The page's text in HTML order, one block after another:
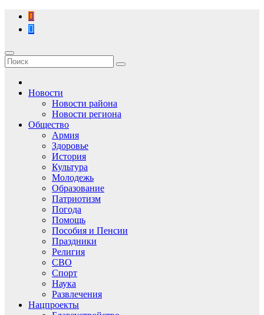
Перейти
содержимому
Новости
Новости района
Новости региона
Общество
Армия
Здоровье
История
Культура
Молодежь
Образование
Патриотизм
Погода
Помощь
Пособия и Пенсии
Праздники
Религия
СВО
Спорт
Наука
Развлечения
Нацпроекты